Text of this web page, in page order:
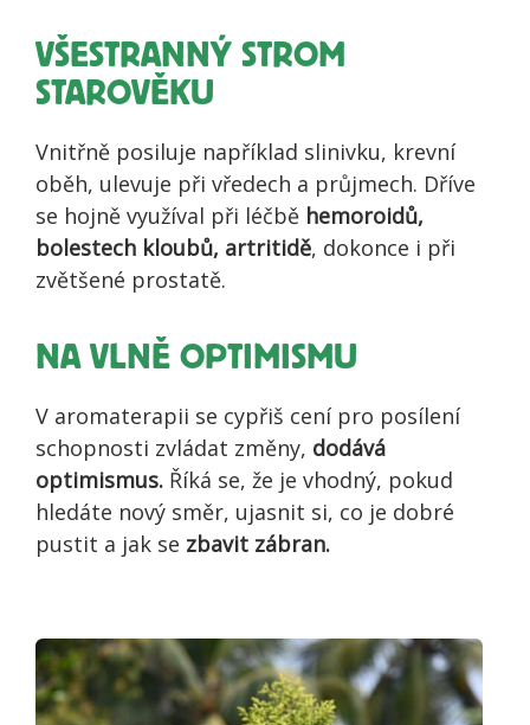
VŠESTRANNÝ STROM
STAROVĚKU
Vnitřně posiluje například slinivku, krevní
oběh, ulevuje při vředech a průjmech. Dříve
se hojně využíval při léčbě hemoroidů,
bolestech kloubů, artritidě, dokonce i při
zvětšené prostatě.
NA VLNĚ OPTIMISMU
V aromaterapii se cypřiš cení pro posílení
schopnosti zvládat změny, dodává
optimismus. Říká se, že je vhodný, pokud
hledáte nový směr, ujasnit si, co je dobré
pustit a jak se zbavit zábran.